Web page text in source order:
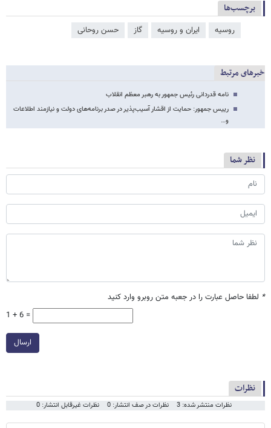
برچسب‌ها
روسیه ایران و روسیه گاز حسن روحانی
خبرهای مرتبط
نامه قدردانی رئیس جمهور به رهبر معظم انقلاب
رییس‌ جمهور: حمایت از اقشار آسیب‌پذیر در صدر برنامه‌های دولت و نیازمند اطلاعات
و…
نظر شما
* لطفا حاصل عبارت را در جعبه متن روبرو وارد کنید
1 + 6 =
ارسال
نظرات
نظرات منتشر شده: 3 نظرات در صف انتشار: 0 نظرات غیرقابل انتشار: 0